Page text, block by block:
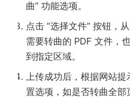
曲” 功能选项。
点击 “选择文件” 按钮，
需要转曲的 PDF 文件，
到指定区域。
上传成功后，根据网站提
置选项，如是否转曲全部